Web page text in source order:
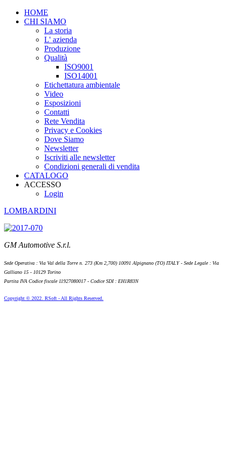
HOME
CHI SIAMO
La storia
L' azienda
Produzione
Qualità
ISO9001
ISO14001
Etichettatura ambientale
Video
Esposizioni
Contatti
Rete Vendita
Privacy e Cookies
Dove Siamo
Newsletter
Iscriviti alle newsletter
Condizioni generali di vendita
CATALOGO
ACCESSO
Login
LOMBARDINI
GM Automotive S.r.l.
Sede Operativa : Via Val della Torre n. 273 (Km 2,700) 10091 Alpignano (TO) ITALY - Sede Legale : Via
Galliano 15 - 10129 Torino
Partita IVA Codice fiscale 11927080017 - Codice SDI : EH1R83N
Copyright © 2022. RSoft - All Rights Reserved.